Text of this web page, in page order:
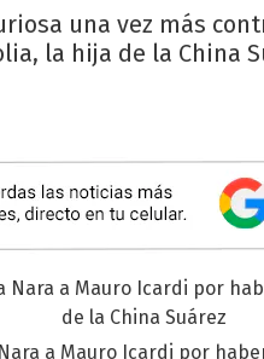
una vez más
la hija de la China
a Mauro Icardi por